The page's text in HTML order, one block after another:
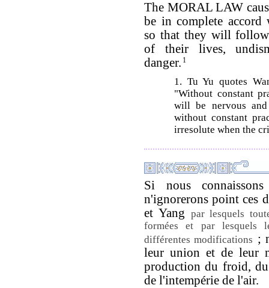
The MORAL LAW
be in complete
so that they will follow
of their lives,
danger. 1
1. Tu Yu quotes
"Without constant
will be nervous
without constant
irresolute when the
Si nous
n'ignorerons point ces
et Yang par lesquels
formées et par lesquels
différentes modifications ;
leur union et de leur
production du froid,
de l'intempérie de l'air.